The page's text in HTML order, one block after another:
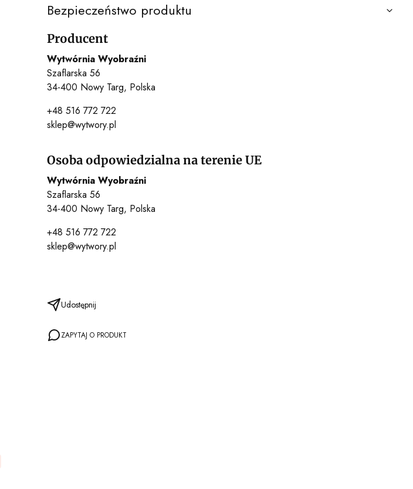
Bezpieczeństwo produktu
Producent
Wytwórnia Wyobraźni
Szaflarska 56
34-400 Nowy Targ, Polska
+48 516 772 722
sklep@wytwory.pl
Osoba odpowiedzialna na terenie UE
Wytwórnia Wyobraźni
Szaflarska 56
34-400 Nowy Targ, Polska
+48 516 772 722
sklep@wytwory.pl
Udostępnij
ZAPYTAJ O PRODUKT